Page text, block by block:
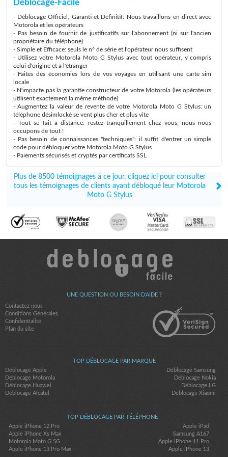
Déblocage-Facile
- Déblocage Officiel, Garanti et Définitif: Nous travaillons en direct avec
Motorola et les opérateurs
- Pas besoin de fournir de justificatifs sur l'abonnement (ni sur l'ancien
propriétaire du téléphone)
- Simple et Efficace: seuls le n° de série et l'opérateur nous suffisent
- Utilisez votre Motorola Moto G Stylus avec tout opérateur, y compris
celui d'origine et à l'étranger
- Faites des économies lors de vos voyages en utilisant une carte sim
locale
- N'impacte pas la garantie constructeur de votre Motorola (les opérateurs
utilisent exactement la même méthode)
- Augmentez la valeur de revente de votre Motorola Moto G Stylus: un
téléphone désimlocké se vent plus cher et plus vite
- Tout se fait à distance: restez tranquillement chez vous, nous nous
occupons de tout !
- Pas besoin de connaissances "techniques": il suffit d'entrer un simple
code pour débloquer votre Motorola Moto G Stylus
- Paiements sécurisés et cryptés par certificats SSL
Plus de 8500 témoignages à ce jour, cliquez ici pour consulter
tous les témoignages de clients ayant débloqué leur Motorola
Moto G Stylus
UNE QUESTION OU BESOIN D'AIDE ?
Contactez nous
Conditions Générales
Confidentialité
Plan du site
TOP DÉBLOCAGE PAR MARQUE
Déblocage Apple
Déblocage Samsung
Déblocage Motorola
Déblocage Nokia
Déblocage Huawei
Déblocage LG
Déblocage Alcatel
Déblocage Xiaomi
TOP DÉBLOCAGE PAR TÉLÉPHONE
Apple iPhone 12 Pro
Apple iPad
Apple iPhone Xs Max
Samsung A167
Motorola Moto G 5G
Apple iPhone 11 Pro
Apple iPhone 13 Pro Max
Apple iPhone 13